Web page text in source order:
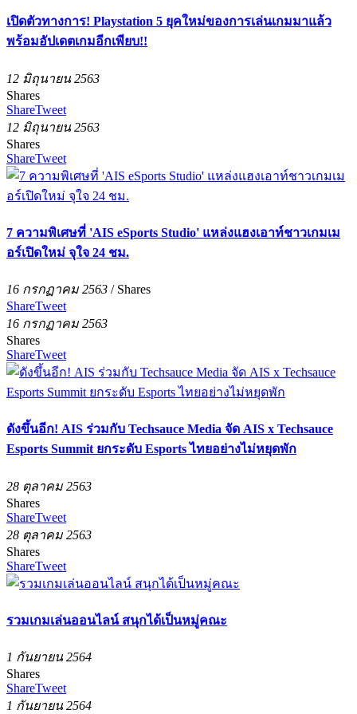
เปิดตัวทางการ! Playstation 5 ยุคใหม่ของการเล่นเกมมาแล้ว
พร้อมอัปเดตเกมอีกเพียบ!!
12 มิถุนายน 2563
Shares
ShareTweet
12 มิถุนายน 2563
Shares
ShareTweet
7 ความพิเศษที่ 'AIS eSports Studio' แหล่งแฮงเอาท์ชาวเกมเม
อร์เปิดใหม่ จุใจ 24 ชม.
16 กรกฏาคม 2563 / Shares
ShareTweet
16 กรกฏาคม 2563
Shares
ShareTweet
ดังขึ้นอีก! AIS ร่วมกับ Techsauce Media จัด AIS x Techsauce
Esports Summit ยกระดับ Esports ไทยอย่างไม่หยุดพัก
28 ตุลาคม 2563
Shares
ShareTweet
28 ตุลาคม 2563
Shares
ShareTweet
รวมเกมเล่นออนไลน์ สนุกได้เป็นหมู่คณะ
1 กันยายน 2564
Shares
ShareTweet
1 กันยายน 2564